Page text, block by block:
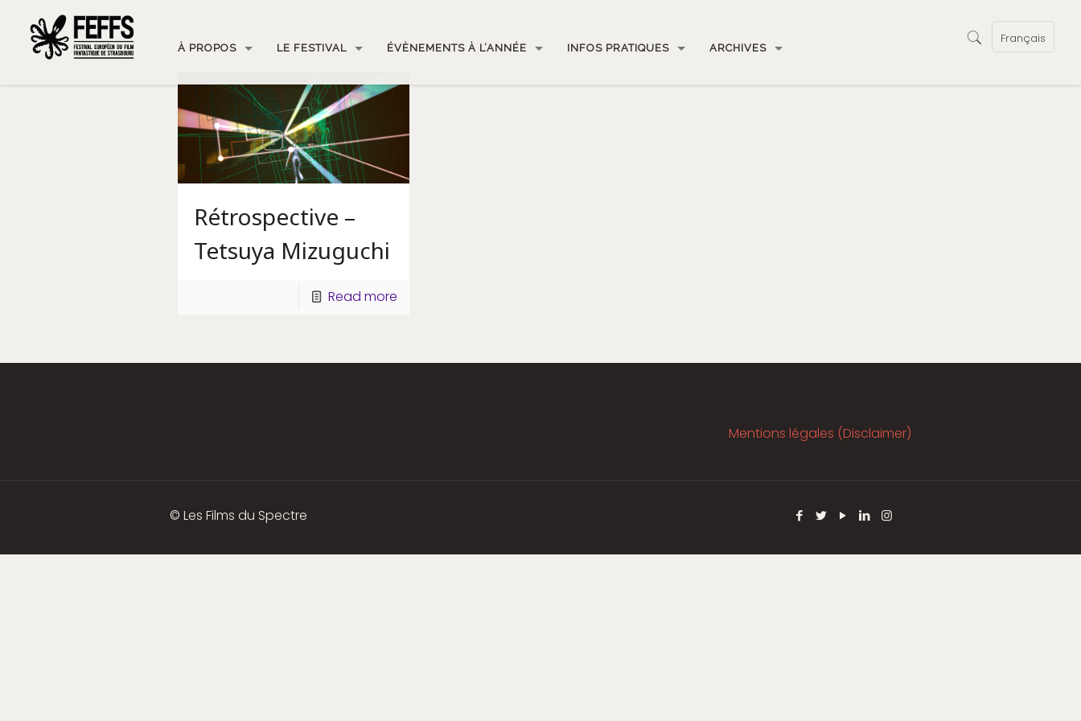
À PROPOS LE FESTIVAL ÉVÈNEMENTS À L’ANNÉE INFOS PRATIQUES ARCHIVES
Français
Rétrospective –
Tetsuya Mizuguchi
Read more
Mentions légales (Disclaimer)
© Les Films du Spectre